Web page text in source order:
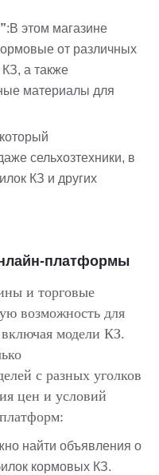
:В этом магазине
от различных
а также
материалы для
сельхозтехники, в
КЗ и других
платформы
и торговые
возможность для
модели КЗ.
с разных уголков
цен и условий
найти объявления о
кормовых КЗ.